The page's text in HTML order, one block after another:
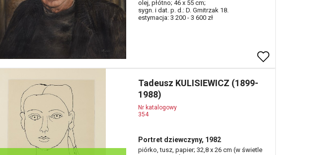
olej, płótno; 46 x 55 cm;
sygn. i dat. p. d.: D. Gmitrzak 18.
estymacja: 3 200 - 3 600 zł
Tadeusz KULISIEWICZ (1899-
1988)
Nr katalogowy
354
Portret dziewczyny, 1982
piórko, tusz, papier; 32,8 x 26 cm (w świetle